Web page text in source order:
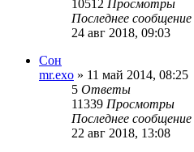
10512 Просмотры
Последнее сообщение
24 авг 2018, 09:03
Сон
mr.exo » 11 май 2014, 08:25
5 Ответы
11339 Просмотры
Последнее сообщение
22 авг 2018, 13:08